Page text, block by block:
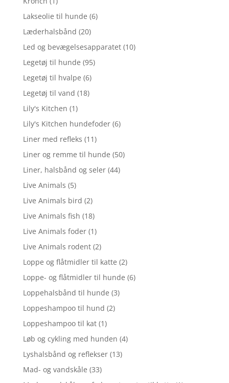
Lakseolie til hunde (6)
Læderhalsbånd (20)
Led og bevægelsesapparatet (10)
Legetøj til hunde (95)
Legetøj til hvalpe (6)
Legetøj til vand (18)
Lily's Kitchen (1)
Lily's Kitchen hundefoder (6)
Liner med refleks (11)
Liner og remme til hunde (50)
Liner, halsbånd og seler (44)
Live Animals (5)
Live Animals bird (2)
Live Animals fish (18)
Live Animals foder (1)
Live Animals rodent (2)
Loppe og flåtmidler til katte (2)
Loppe- og flåtmidler til hunde (6)
Loppehalsbånd til hunde (3)
Loppeshampoo til hund (2)
Loppeshampoo til kat (1)
Løb og cykling med hunden (4)
Lyshalsbånd og reflekser (13)
Mad- og vandskåle (33)